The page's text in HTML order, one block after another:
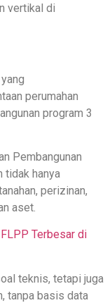
vertikal di
perumahan
program 3
Pembangunan
tidak hanya
perizinan,
aset.
Terbesar di
teknis, tetapi juga
tanpa basis data